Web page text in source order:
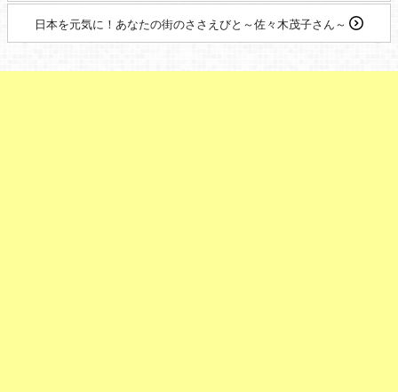
日本を元気に！あなたの街のささえびと～佐々木茂子さん～